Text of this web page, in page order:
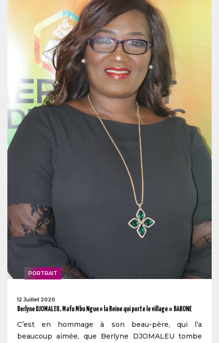
PORTRAIT
12 Juillet 2020
Berlyne DJOMALEU, Mafu Mbu Ngue « la Reine qui porte le village » BABONE
C’est en hommage à son beau-père, qui l’a
beaucoup aimée, que Berlyne DJOMALEU tombe